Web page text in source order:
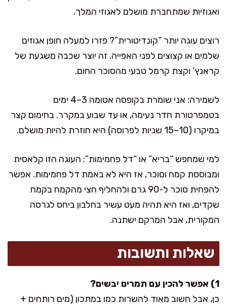
ואגוזיות שמתחברת מושלם לאגוזי המלך.
רוצים עוגה יותר “קונדיטורית”? פזרו למעלה חופן אגוזים
שלמים או קצוצים לפני האפייה. זה יוצר שכבה משגעת של
קראנץ’ וקצת קרמל טבעי מהסוכר החום.
לשמירה: אני שומרת בקופסה אטומה 3–4 ימים
בטמפרטורת חדר נעימה, או עד שבוע במקרר. בחימום קצר
במיקרו (10–15 שניות לפרוסה) היא חוזרת להיות מושלם.
למי שמחפש “בריא” או “דל פחמימות”: העוגה הזו קלאסית
ומבוססת קמח וסוכר, אז היא לא באמת דל פחמימות. אפשר
להפחית סוכר ל-90 גרם ולהחליף חצי מהקמח בקמח
שקדים, ואז היא תהיה מעט עשיר בחלבון ביחס לגרסה
המקורית, אבל המרקם ישתנה.
שאלות ותשובות
1) אפשר להכין עם תמרים יבשים?
כן, אבל חשוב מאוד להשרות כמו במתכון (מים רותחים +